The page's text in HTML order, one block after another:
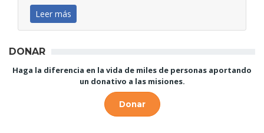
Leer más
DONAR
Haga la diferencia en la vida de miles de personas aportando
un donativo a las misiones.
Donar